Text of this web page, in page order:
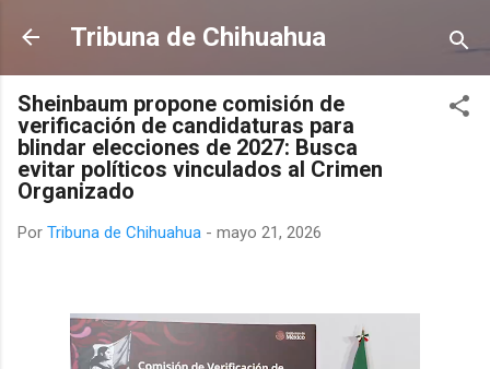
Ir al contenido principal
Tribuna de Chihuahua
Sheinbaum propone comisión de
verificación de candidaturas para
blindar elecciones de 2027: Busca
evitar políticos vinculados al Crimen
Organizado
Por Tribuna de Chihuahua - mayo 21, 2026